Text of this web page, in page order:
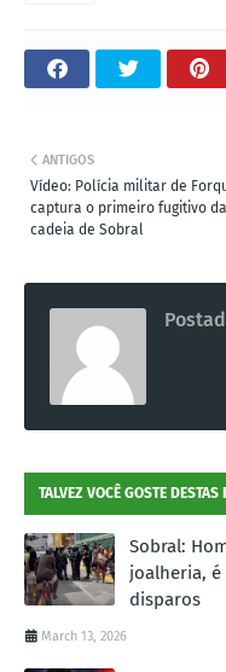
ANTIGOS
Vídeo: Polícia militar de
captura o primeiro fugitivo da
cadeia de Sobral
TALVEZ VOCÊ GOSTE DESTAS
Sobral:
joalheria,
disparos
March 13, 2026